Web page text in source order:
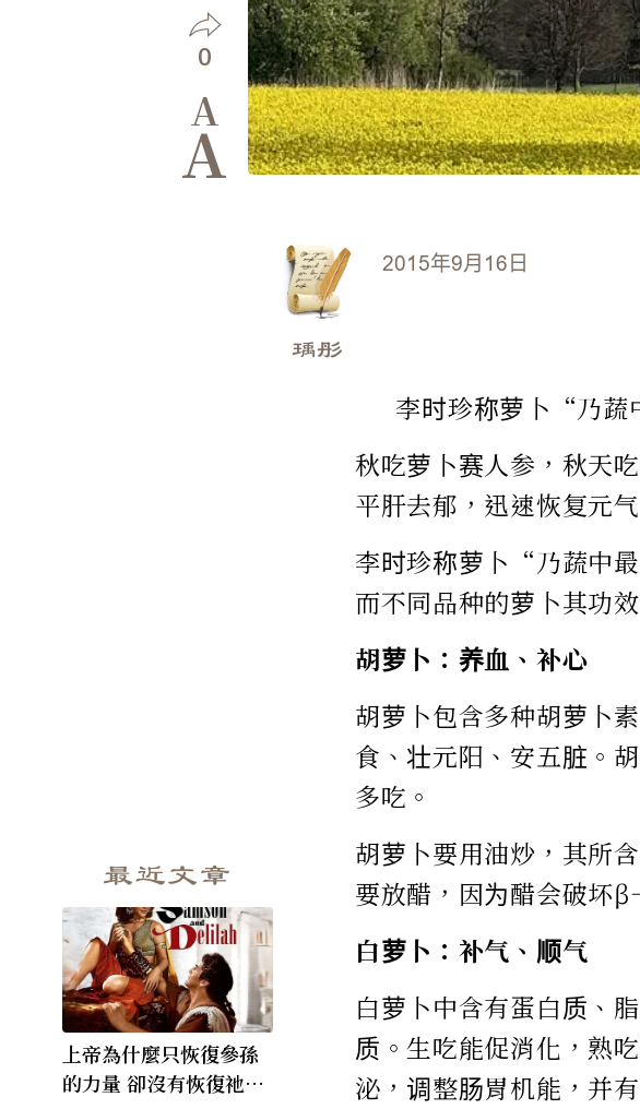
0
A
A
最近文章
上帝為什麼只恢復參孫
的力量 卻沒有恢復祂的
2015年9月16日
瑀彤
李时珍称萝卜“乃蔬
秋吃萝卜赛人参，秋天
平肝去郁，迅速恢复元
李时珍称萝卜“乃蔬中
而不同品种的萝卜其功
胡萝卜：养血、补心
胡萝卜包含多种胡萝卜
食、壮元阳、安五脏。
多吃。
胡萝卜要用油炒，其所
要放醋，因为醋会破坏
白萝卜：补气、顺气
白萝卜中含有蛋白质、
质。生吃能促消化，熟
泌，调整肠胃机能，并